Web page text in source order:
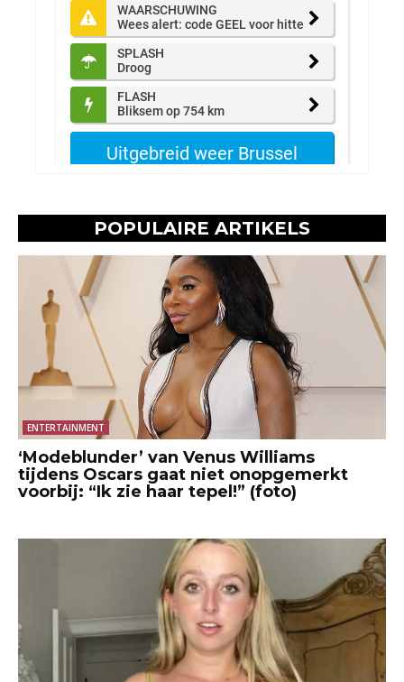
POPULAIRE ARTIKELS
ENTERTAINMENT
‘Modeblunder’ van Venus Williams
tijdens Oscars gaat niet onopgemerkt
voorbij: “Ik zie haar tepel!” (foto)